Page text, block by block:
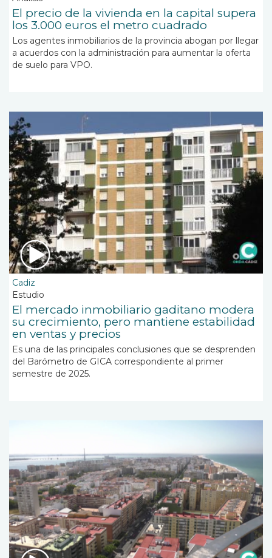
El precio de la vivienda en la capital supera
los 3.000 euros el metro cuadrado
Los agentes inmobiliarios de la provincia abogan por llegar
a acuerdos con la administración para aumentar la oferta
de suelo para VPO.
Cadiz
Estudio
El mercado inmobiliario gaditano modera
su crecimiento, pero mantiene estabilidad
en ventas y precios
Es una de las principales conclusiones que se desprenden
del Barómetro de GICA correspondiente al primer
semestre de 2025.